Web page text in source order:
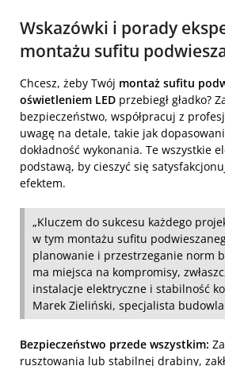
Wskazówki i porady
montażu sufitu
Chcesz, żeby Twój montaż sufitu
oświetleniem LED przebiegł gładko?
bezpieczeństwo, współpracuj z
uwagę na detale, takie jak
dokładność wykonania. Te wszystkie
podstawą, by cieszyć się
efektem.
„Kluczem do sukcesu każdego
w tym montażu sufitu
planowanie i przestrzeganie norm
ma miejsca na kompromisy,
instalacje elektryczne i stabilność
Marek Zieliński, specjalista
Bezpieczeństwo przede wszystkim:
rusztowania lub stabilnej drabiny,